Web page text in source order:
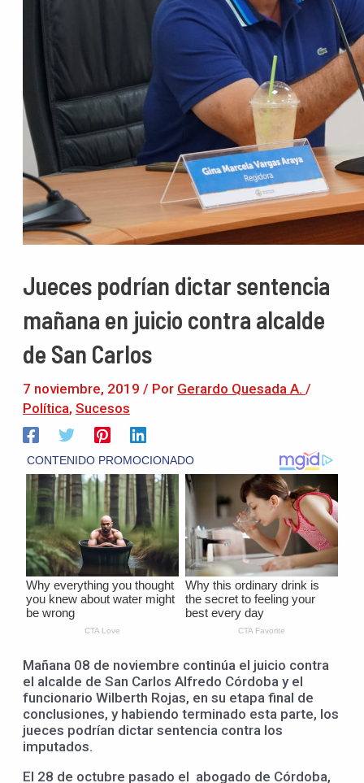
Jueces podrían dictar sentencia
mañana en juicio contra alcalde
de San Carlos
7 noviembre, 2019 / Por Gerardo Quesada A. /
Política, Sucesos
Mañana 08 de noviembre continúa el juicio contra
el alcalde de San Carlos Alfredo Córdoba y el
funcionario Wilberth Rojas, en su etapa final de
conclusiones, y habiendo terminado esta parte, los
jueces podrían dictar sentencia contra los
imputados.
El 28 de octubre pasado el abogado de Córdoba,